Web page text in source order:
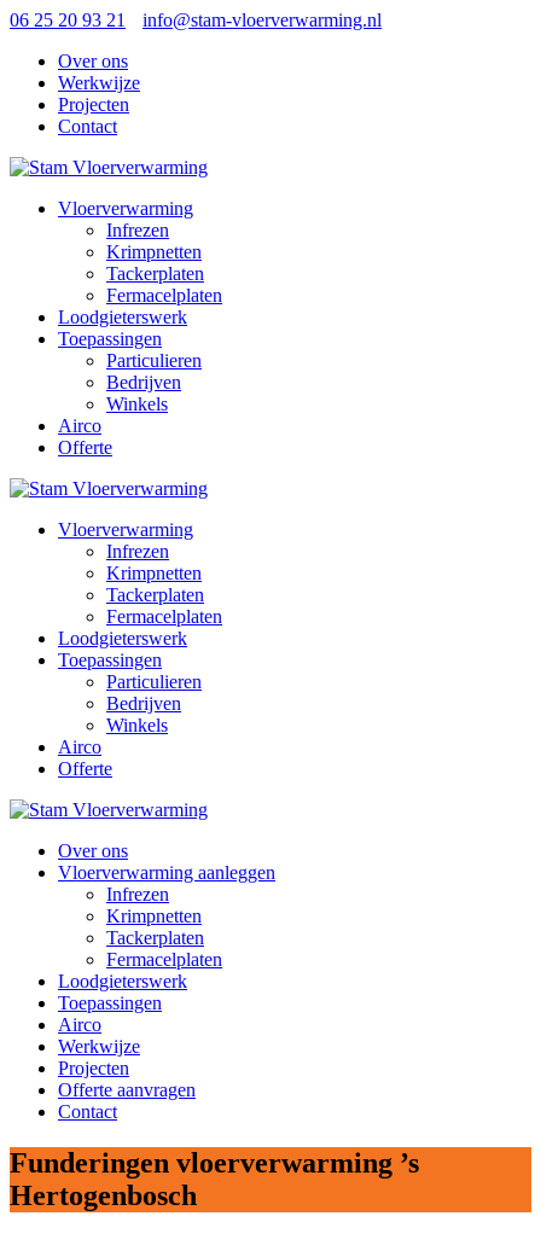
06 25 20 93 21
info@stam-vloerverwarming.nl
Over ons
Werkwijze
Projecten
Contact
Vloerverwarming
Infrezen
Krimpnetten
Tackerplaten
Fermacelplaten
Loodgieterswerk
Toepassingen
Particulieren
Bedrijven
Winkels
Airco
Offerte
Vloerverwarming
Infrezen
Krimpnetten
Tackerplaten
Fermacelplaten
Loodgieterswerk
Toepassingen
Particulieren
Bedrijven
Winkels
Airco
Offerte
Over ons
Vloerverwarming aanleggen
Infrezen
Krimpnetten
Tackerplaten
Fermacelplaten
Loodgieterswerk
Toepassingen
Airco
Werkwijze
Projecten
Offerte aanvragen
Contact
Funderingen vloerverwarming ’s
Hertogenbosch